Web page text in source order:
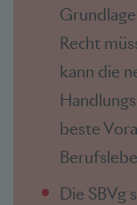
Recht
kann die
beste
Die SBVg